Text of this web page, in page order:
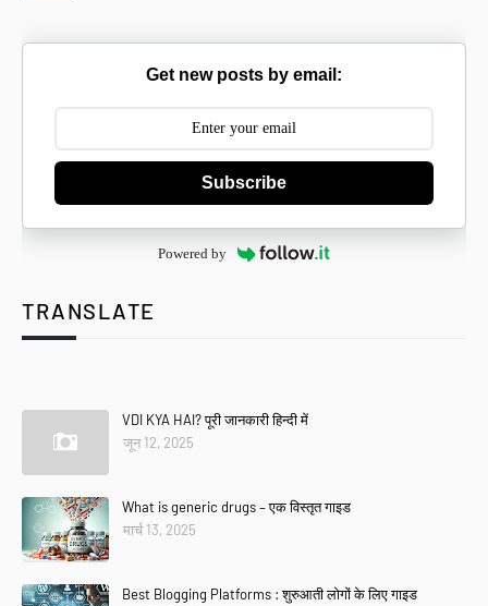
Get new posts by email:
Subscribe
Powered by
TRANSLATE
VDI KYA HAI? पूरी जानकारी हिन्दी में
जून 12, 2025
What is generic drugs – एक विस्तृत गाइड
मार्च 13, 2025
Best Blogging Platforms : शुरुआती लोगों के लिए गाइड